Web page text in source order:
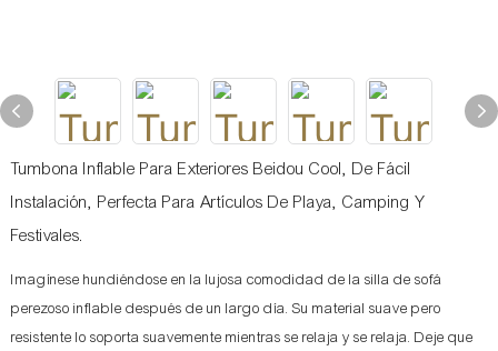
Tumbona Inflable Para Exteriores Beidou Cool, De Fácil
Instalación, Perfecta Para Artículos De Playa, Camping Y
Festivales.
Imagínese hundiéndose en la lujosa comodidad de la silla de sofá
perezoso inflable después de un largo día. Su material suave pero
resistente lo soporta suavemente mientras se relaja y se relaja. Deje que